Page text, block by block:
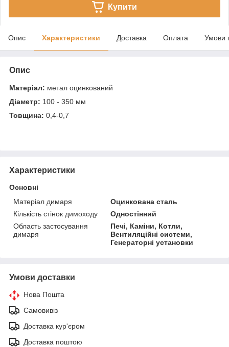
Купити
Опис Характеристики Доставка Оплата Умови
Опис
Матеріал: метал оцинкований
Діаметр: 100 - 350 мм
Товщина: 0,4-0,7
Характеристики
Основні
Матеріал димаря
Оцинкована сталь
Кількість стінок димоходу
Одностінний
Область застосування
димаря
Печі, Каміни, Котли,
Вентиляційні системи,
Генераторні установки
Умови доставки
Нова Пошта
Самовивіз
Доставка кур'єром
Доставка поштою